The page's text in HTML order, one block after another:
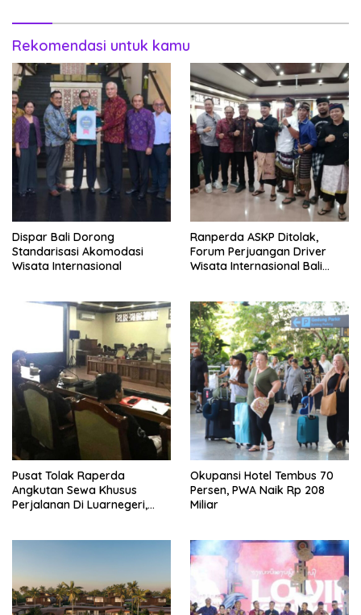
Rekomendasi untuk kamu
Dispar Bali Dorong
Standarisasi Akomodasi
Wisata Internasional
Ranperda ASKP Ditolak,
Forum Perjuangan Driver
Wisata Internasional Bali
Pusat Tolak Raperda
Angkutan Sewa Khusus
Perjalanan Di Luarnegeri,
Okupansi Hotel Tembus 70
Persen, PWA Naik Rp 208
Miliar